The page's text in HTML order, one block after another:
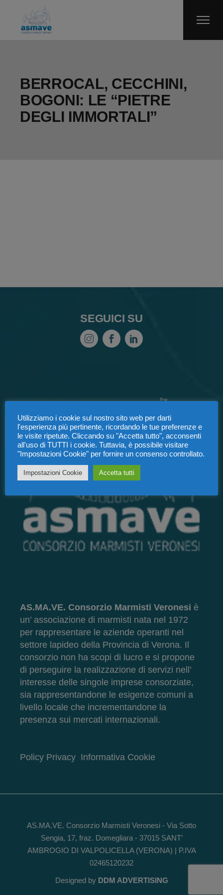
content
BERROCAL, CECCHINI,
BOGONI: LE “PIETRE
DEGLI IMMORTALI”
SEGUICI SU
AS.MA.VE. Consorzio Marmisti Veronesi è
un’ associazione di marmisti nata nel 1972
per rappresentare le aziende operanti nel
settore lapideo della Provincia di Verona. Il
consorzio non ha scopi di lucro e si propone
di perseguire la realizzazione di servizi nell’
interesse delle singole imprese consorziate,
sia rappresentandone le esigenze comuni a
livello locale che incrementandone la
presenza sui mercati internazionali.
Policy Privacy Informativa Cookie
AS.MA.VE. Consorzio Marmisti Veronesi - Via Sotto
Sengia, 17, fraz. Domegliara - 37015 SANT’
AMBROGIO DI VALPOLICELLA (VERONA) | P.IVA
02465120232
Designed by DDM ADVERTISING
Utilizziamo i cookie sul nostro sito web per darti
l'esperienza più pertinente, ricordando le tue preferenze e
le visite ripetute. Cliccando su "Accetta tutto", acconsenti
all'uso di TUTTI i cookie. Tuttavia, è possibile visitare
"Impostazioni Cookie" per fornire un consenso controllato.
Impostazioni Cookie Accetta tutti